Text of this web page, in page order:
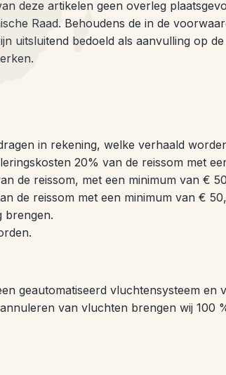
deze artikelen geen overleg
Raad. Behoudens de in de
uitsluitend bedoeld als aanvulling op
in rekening, welke verhaald
20% van de reissom met
de reissom, met een minimum van €
de reissom met een minimum van €
brengen.
geautomatiseerd vluchtensysteem en
van vluchten brengen wij 100